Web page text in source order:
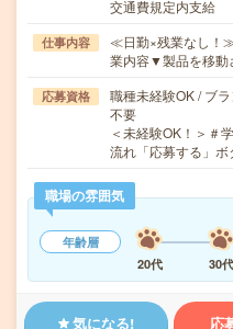
交通費規定内支給
仕事内容
≪日勤×残業なし！
業内容▼製品を移動
応募資格
職種未経験OK / ブ
不要
＜未経験OK！＞＃
流れ「応募する」
職場の雰囲気
年齢層
20代
30代
気になる! 応